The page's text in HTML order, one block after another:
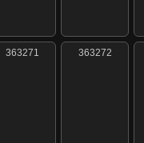
363271 363272